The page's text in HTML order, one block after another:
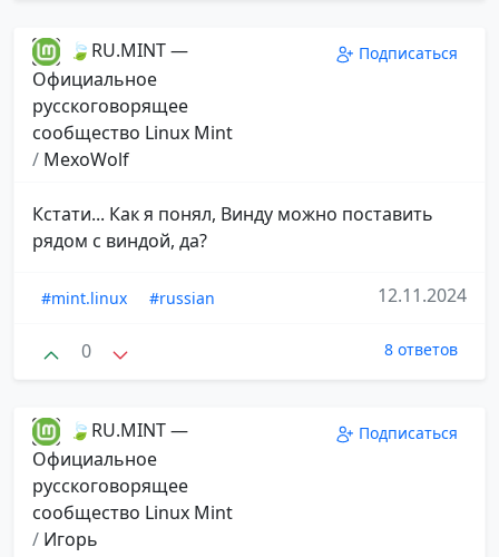
🍃RU.MINT —
Официальное
русскоговорящее
сообщество Linux Mint
/ MexoWolf
Подписаться
Кстати... Как я понял, Винду можно поставить
рядом с виндой, да?
#mint.linux #russian 12.11.2024
0 8 ответов
🍃RU.MINT —
Официальное
русскоговорящее
сообщество Linux Mint
/ Игорь
Подписаться